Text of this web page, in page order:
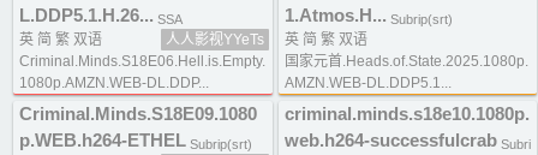
L.DDP5.1.H.26... SSA
英 简 繁 双语
人人影视YYeTs
Criminal.Minds.S18E06.Hell.is.Empty.
1080p.AMZN.WEB-DL.DDP...
1.Atmos.H... Subrip(srt)
英 简 繁 双语
国家元首.Heads.of.State.2025.1080p.
AMZN.WEB-DL.DDP5.1...
Criminal.Minds.S18E09.1080
p.WEB.h264-ETHEL Subrip(srt)
criminal.minds.s18e10.1080p.
web.h264-successfulcrab Subri